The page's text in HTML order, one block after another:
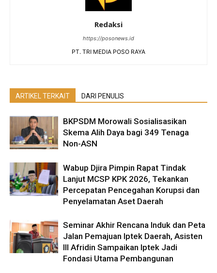
Redaksi
https://posonews.id
PT. TRI MEDIA POSO RAYA
ARTIKEL TERKAIT DARI PENULIS
BKPSDM Morowali Sosialisasikan
Skema Alih Daya bagi 349 Tenaga
Non-ASN
Wabup Djira Pimpin Rapat Tindak
Lanjut MCSP KPK 2026, Tekankan
Percepatan Pencegahan Korupsi dan
Penyelamatan Aset Daerah
Seminar Akhir Rencana Induk dan Peta
Jalan Pemajuan Iptek Daerah, Asisten
III Afridin Sampaikan Iptek Jadi
Fondasi Utama Pembangunan